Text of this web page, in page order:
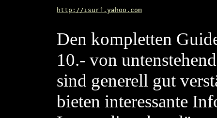
http://isurf.yahoo.com
Den kompletten
10.- von
sind generell gut
bieten interessante